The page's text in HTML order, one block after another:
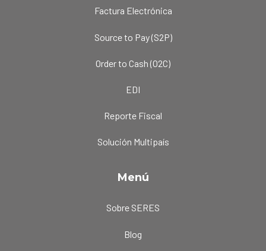
Factura Electrónica
Source to Pay (S2P)
Order to Cash (O2C)
EDI
Reporte Fiscal
Solución Multipaís
Menú
Sobre SERES
Blog